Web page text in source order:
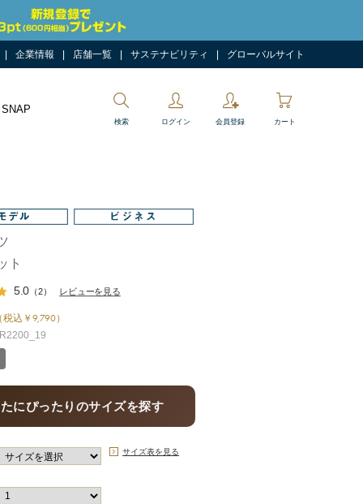
企業情報 店舗一覧 サステナビリティ グローバルサイト
検索 ログイン 会員登録 カート
ト
5.0 （2） レビューを見る
（税込￥9,790）
にぴったりのサイズを探す
サイズ表を見る